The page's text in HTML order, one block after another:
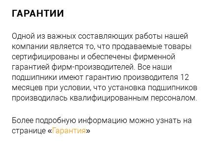
ГАРАНТИИ
Одной из важных составляющих работы нашей
компании является то, что продаваемые товары
сертифицированы и обеспечены фирменной
гарантией фирм-производителей. Все наши
подшипники имеют гарантию производителя 12
месяцев при условии, что установка подшипников
производилась квалифицированным персоналом.
Более подробную информацию можно узнать на
странице «Гарантия»